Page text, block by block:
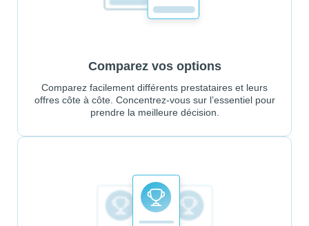
Comparez vos options
Comparez facilement différents prestataires et leurs
offres côte à côte. Concentrez-vous sur l’essentiel pour
prendre la meilleure décision.